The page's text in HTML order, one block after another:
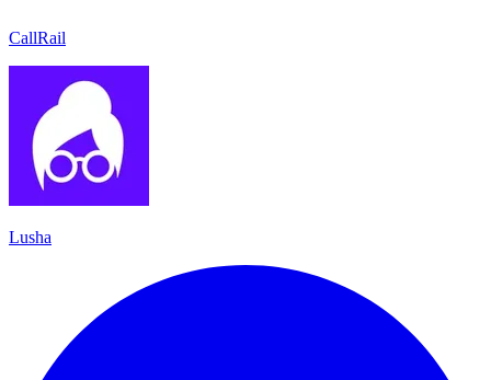
CallRail
Lusha